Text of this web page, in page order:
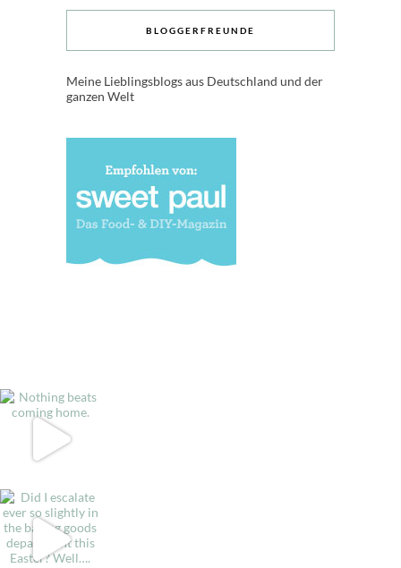
BLOGGERFREUNDE
Meine Lieblingsblogs aus Deutschland und der
ganzen Welt